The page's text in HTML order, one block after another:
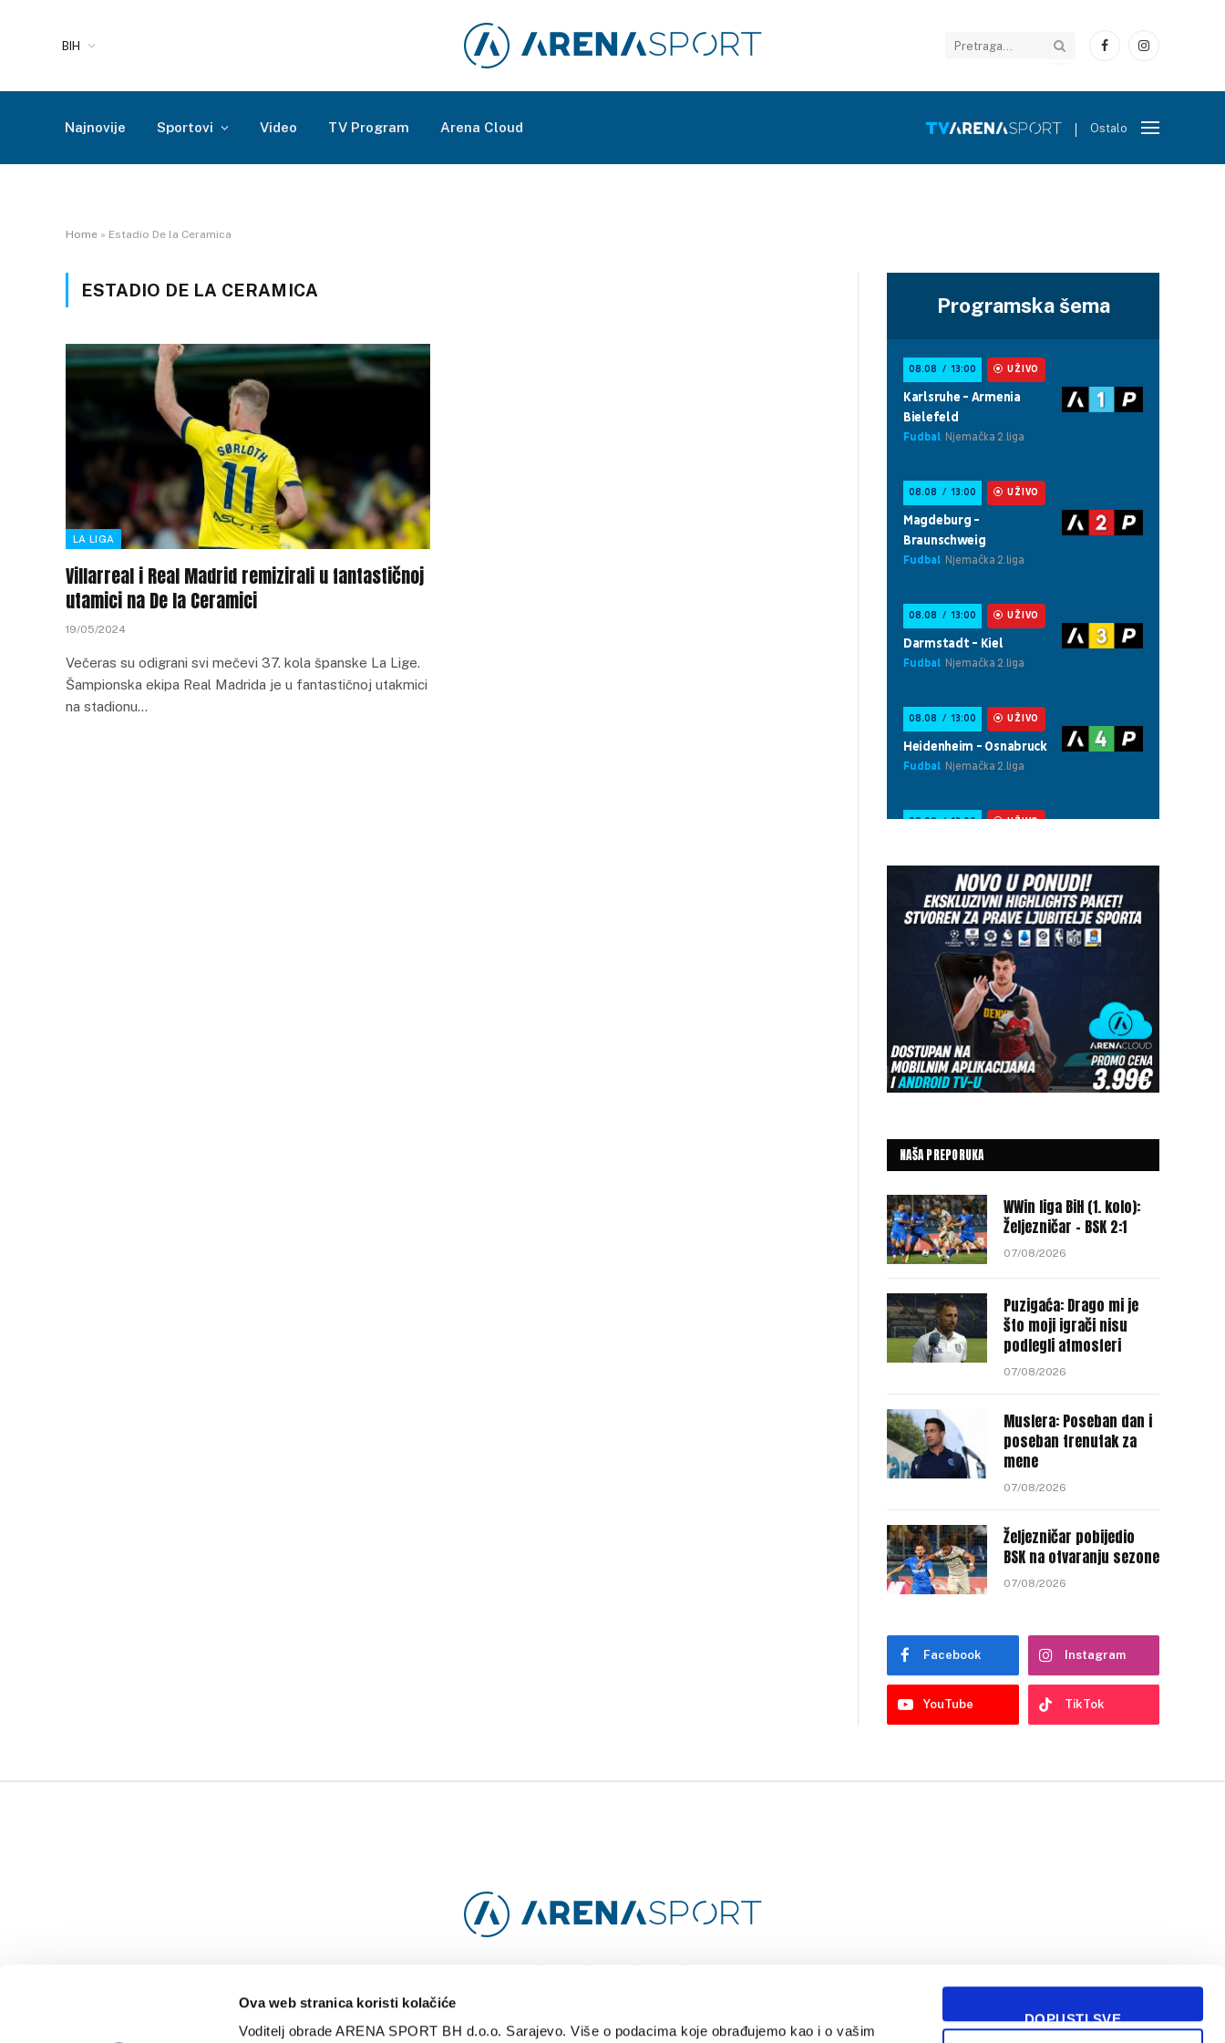
Ova web stranica koristi kolačiće
Voditelj obrade ARENA SPORT BH d.o.o. Sarajevo. Više o podacima koje obrađujemo kao i o vašim
DOPUSTI SVE
BIH
FacebookInstagram
Najnovije Sportovi Video TV Program Arena Cloud Ostalo
Home » Estadio De la Ceramica
ESTADIO DE LA CERAMICA
LA LIGA
Villarreal i Real Madrid remizirali u fantastičnoj
utamici na De la Ceramici
19/05/2024
Večeras su odigrani svi mečevi 37. kola španske La Lige.
Šampionska ekipa Real Madrida je u fantastičnoj utakmici
na stadionu…
Programska šema
NAŠA PREPORUKA
WWin liga BiH (1. kolo):
Željezničar – BSK 2:1
07/08/2026
Puzigaća: Drago mi je
što moji igrači nisu
podlegli atmosferi
07/08/2026
Muslera: Poseban dan i
poseban trenutak za
mene
07/08/2026
Željezničar pobijedio
BSK na otvaranju sezone
07/08/2026
Facebook Instagram
YouTube TikTok